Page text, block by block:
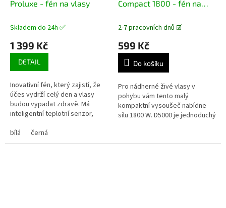
R
Proluxe - fén na vlasy
Skladem do 24h ✅
1 399 Kč
DETAIL
Inovativní fén, který zajistí, že
účes vydrží celý den a vlasy
budou vypadat zdravě. Má
inteligentní teplotní senzor,
pro optimální výsledek.
bílá černá
Compact 1800 - fén na
2-7 pracovních dnů ☑️
599 Kč
Do košíku
Pro nádherné živé vlasy v
pohybu vám tento malý
kompaktní vysoušeč nabídne
sílu 1800 W. D5000 je jednoduchý